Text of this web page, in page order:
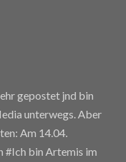
gepostet jnd bin
unterwegs. Aber
Am 14.04.
#Ich bin Artemis im